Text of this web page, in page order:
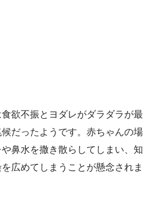
欲不振とヨダレがダラダラが最
だったようです。赤ちゃんの場
鼻水を撒き散らしてしまい、知
広めてしまうことが懸念されま